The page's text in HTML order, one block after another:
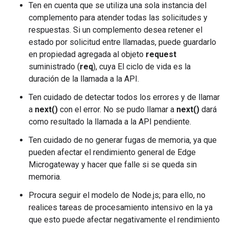
Ten en cuenta que se utiliza una sola instancia del
complemento para atender todas las solicitudes y
respuestas. Si un complemento desea retener el
estado por solicitud entre llamadas, puede guardarlo
en propiedad agregada al objeto request
suministrado (req), cuya El ciclo de vida es la
duración de la llamada a la API.
Ten cuidado de detectar todos los errores y de llamar
a next() con el error. No se pudo llamar a next() dará
como resultado la llamada a la API pendiente.
Ten cuidado de no generar fugas de memoria, ya que
pueden afectar el rendimiento general de Edge
Microgateway y hacer que falle si se queda sin
memoria.
Procura seguir el modelo de Node.js; para ello, no
realices tareas de procesamiento intensivo en la ya
que esto puede afectar negativamente el rendimiento